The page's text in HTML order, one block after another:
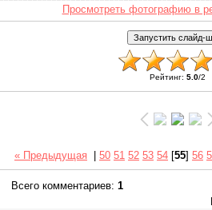
Просмотреть фотографию в
Рейтинг: 5.0/2
« Предыдущая 50 51 52 53 54 [55] 56
Всего комментариев: 1